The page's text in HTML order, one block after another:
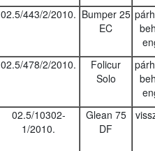
02.5/443/2/2010. Bumper 25
EC
02.5/478/2/2010.
Folicur
Solo
02.5/10302-
1/2010.
Glean 75
DF